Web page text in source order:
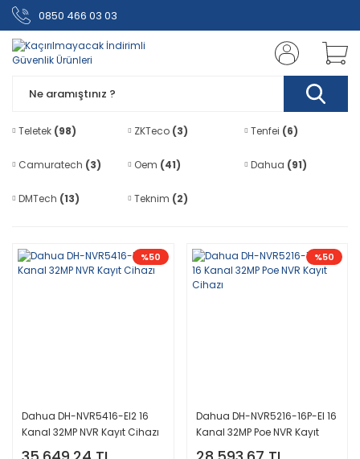
0850 466 03 03
Teletek (98) ZKTeco (3) Tenfei (6)
Camuratech (3) Oem (41) Dahua (91)
DMTech (13) Teknim (2)
%50
Dahua DH-NVR5416-EI2 16
Kanal 32MP NVR Kayıt Cihazı
%50
Dahua DH-NVR5216-16P-EI 16
Kanal 32MP Poe NVR Kayıt
Cihazı